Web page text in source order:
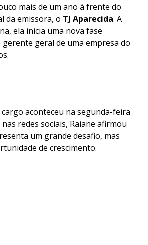
mais de um ano à frente do
da emissora, o TJ Aparecida. A
ela inicia uma nova fase
geral de uma empresa do
aconteceu na segunda-feira
nas redes sociais, Raiane afirmou
um grande desafio, mas
de crescimento.